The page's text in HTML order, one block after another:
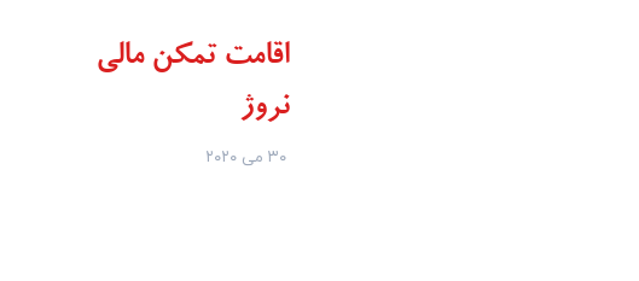
اقامت تمکن مالی
نروژ
۳۰ می ۲۰۲۰